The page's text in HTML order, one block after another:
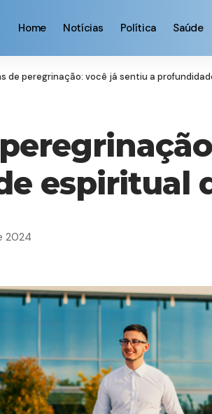
Home Notícias Política Saúde
de peregrinação: você já sentiu a
espiritual
2024